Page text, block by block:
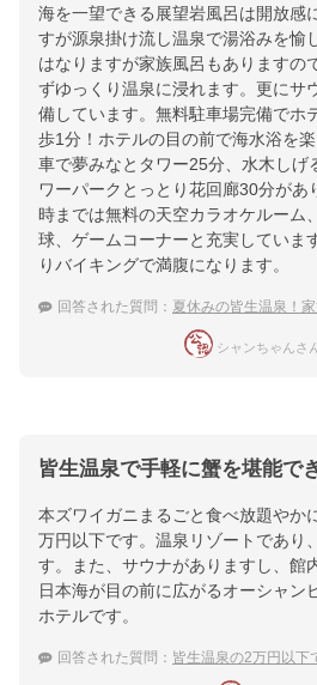
海を一望できる展望岩風呂は開放感
すが源泉掛け流し温泉で湯浴みを愉
はなりますが家族風呂もありますの
ずゆっくり温泉に浸れます。更にサ
備しています。無料駐車場完備でホ
歩1分！ホテルの目の前で海水浴を
車で夢みなとタワー25分、水木しげ
ワーパークとっとり花回廊30分があ
時までは無料の天空カラオケルーム
球、ゲームコーナーと充実していま
りバイキングで満腹になります。
回答された質問： 夏休みの皆生温泉！家族で安く
シャンちゃんさ
皆生温泉で手軽に蟹を堪能で
本ズワイガニまるごと食べ放題やか
万円以下です。温泉リゾートであり
す。また、サウナがありますし、館
日本海が目の前に広がるオーシャン
ホテルです。
回答された質問： 皆生温泉の2万円以下で安いカニ付